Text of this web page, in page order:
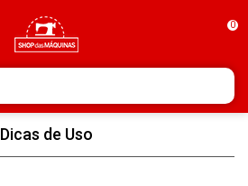
0
Dicas de Uso